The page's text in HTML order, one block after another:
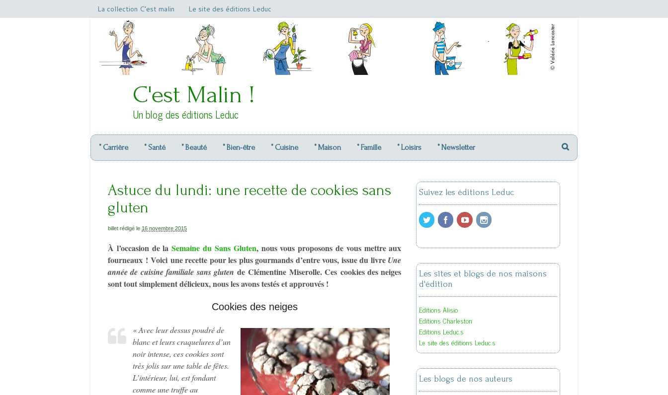
La collection C’est malin Le site des éditions Leduc
C'est Malin !
Un blog des éditions Leduc
° Carrière ° Santé ° Beauté ° Bien-être ° Cuisine ° Maison ° Famille ° Loisirs ° Newsletter
Astuce du lundi: une recette de cookies sans
gluten
billet rédigé le 16 novembre 2015
À l’occasion de laSemaine du Sans Gluten, nous vous proposons de vous mettre aux
fourneaux ! Voici une recette pour les plus gourmands d’entre vous, issue du livre Une
année de cuisine familiale sans gluten de Clémentine Miserolle. Ces cookies des neiges
sont tout simplement délicieux, nous les avons testés et approuvés !
Cookies des neiges
« Avec leur dessus poudré de
blanc et leurs craquelures d’un
noir intense, ces cookies sont
très jolis sur une table de fêtes.
L’intérieur, lui, est fondant
comme une truffe au
Suivez les éditions Leduc
Les sites et blogs de nos maisons
d'édition
Editions Alisio
Editions Charleston
Editions Leduc.s
Le site des éditions Leduc.s
Les blogs de nos auteurs